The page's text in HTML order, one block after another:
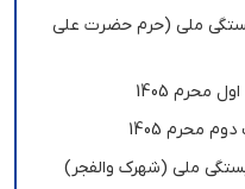
ملی (حرم حضرت علی
ملی (شهرک والفجر)